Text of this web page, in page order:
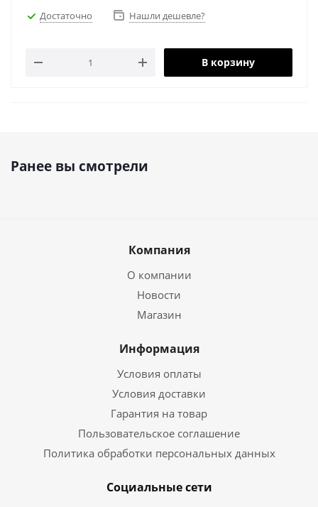
Достаточно Нашли дешевле?
В корзину
Ранее вы смотрели
Компания
О компании
Новости
Магазин
Информация
Условия оплаты
Условия доставки
Гарантия на товар
Пользовательское соглашение
Политика обработки персональных данных
Социальные сети